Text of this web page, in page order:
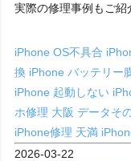
実際の修理事例もご
iPhone OS不具合
換 iPhone バッテリー
iPhone 起動しない
ホ修理 大阪データそ
iPhone修理 天満
2026-03-22